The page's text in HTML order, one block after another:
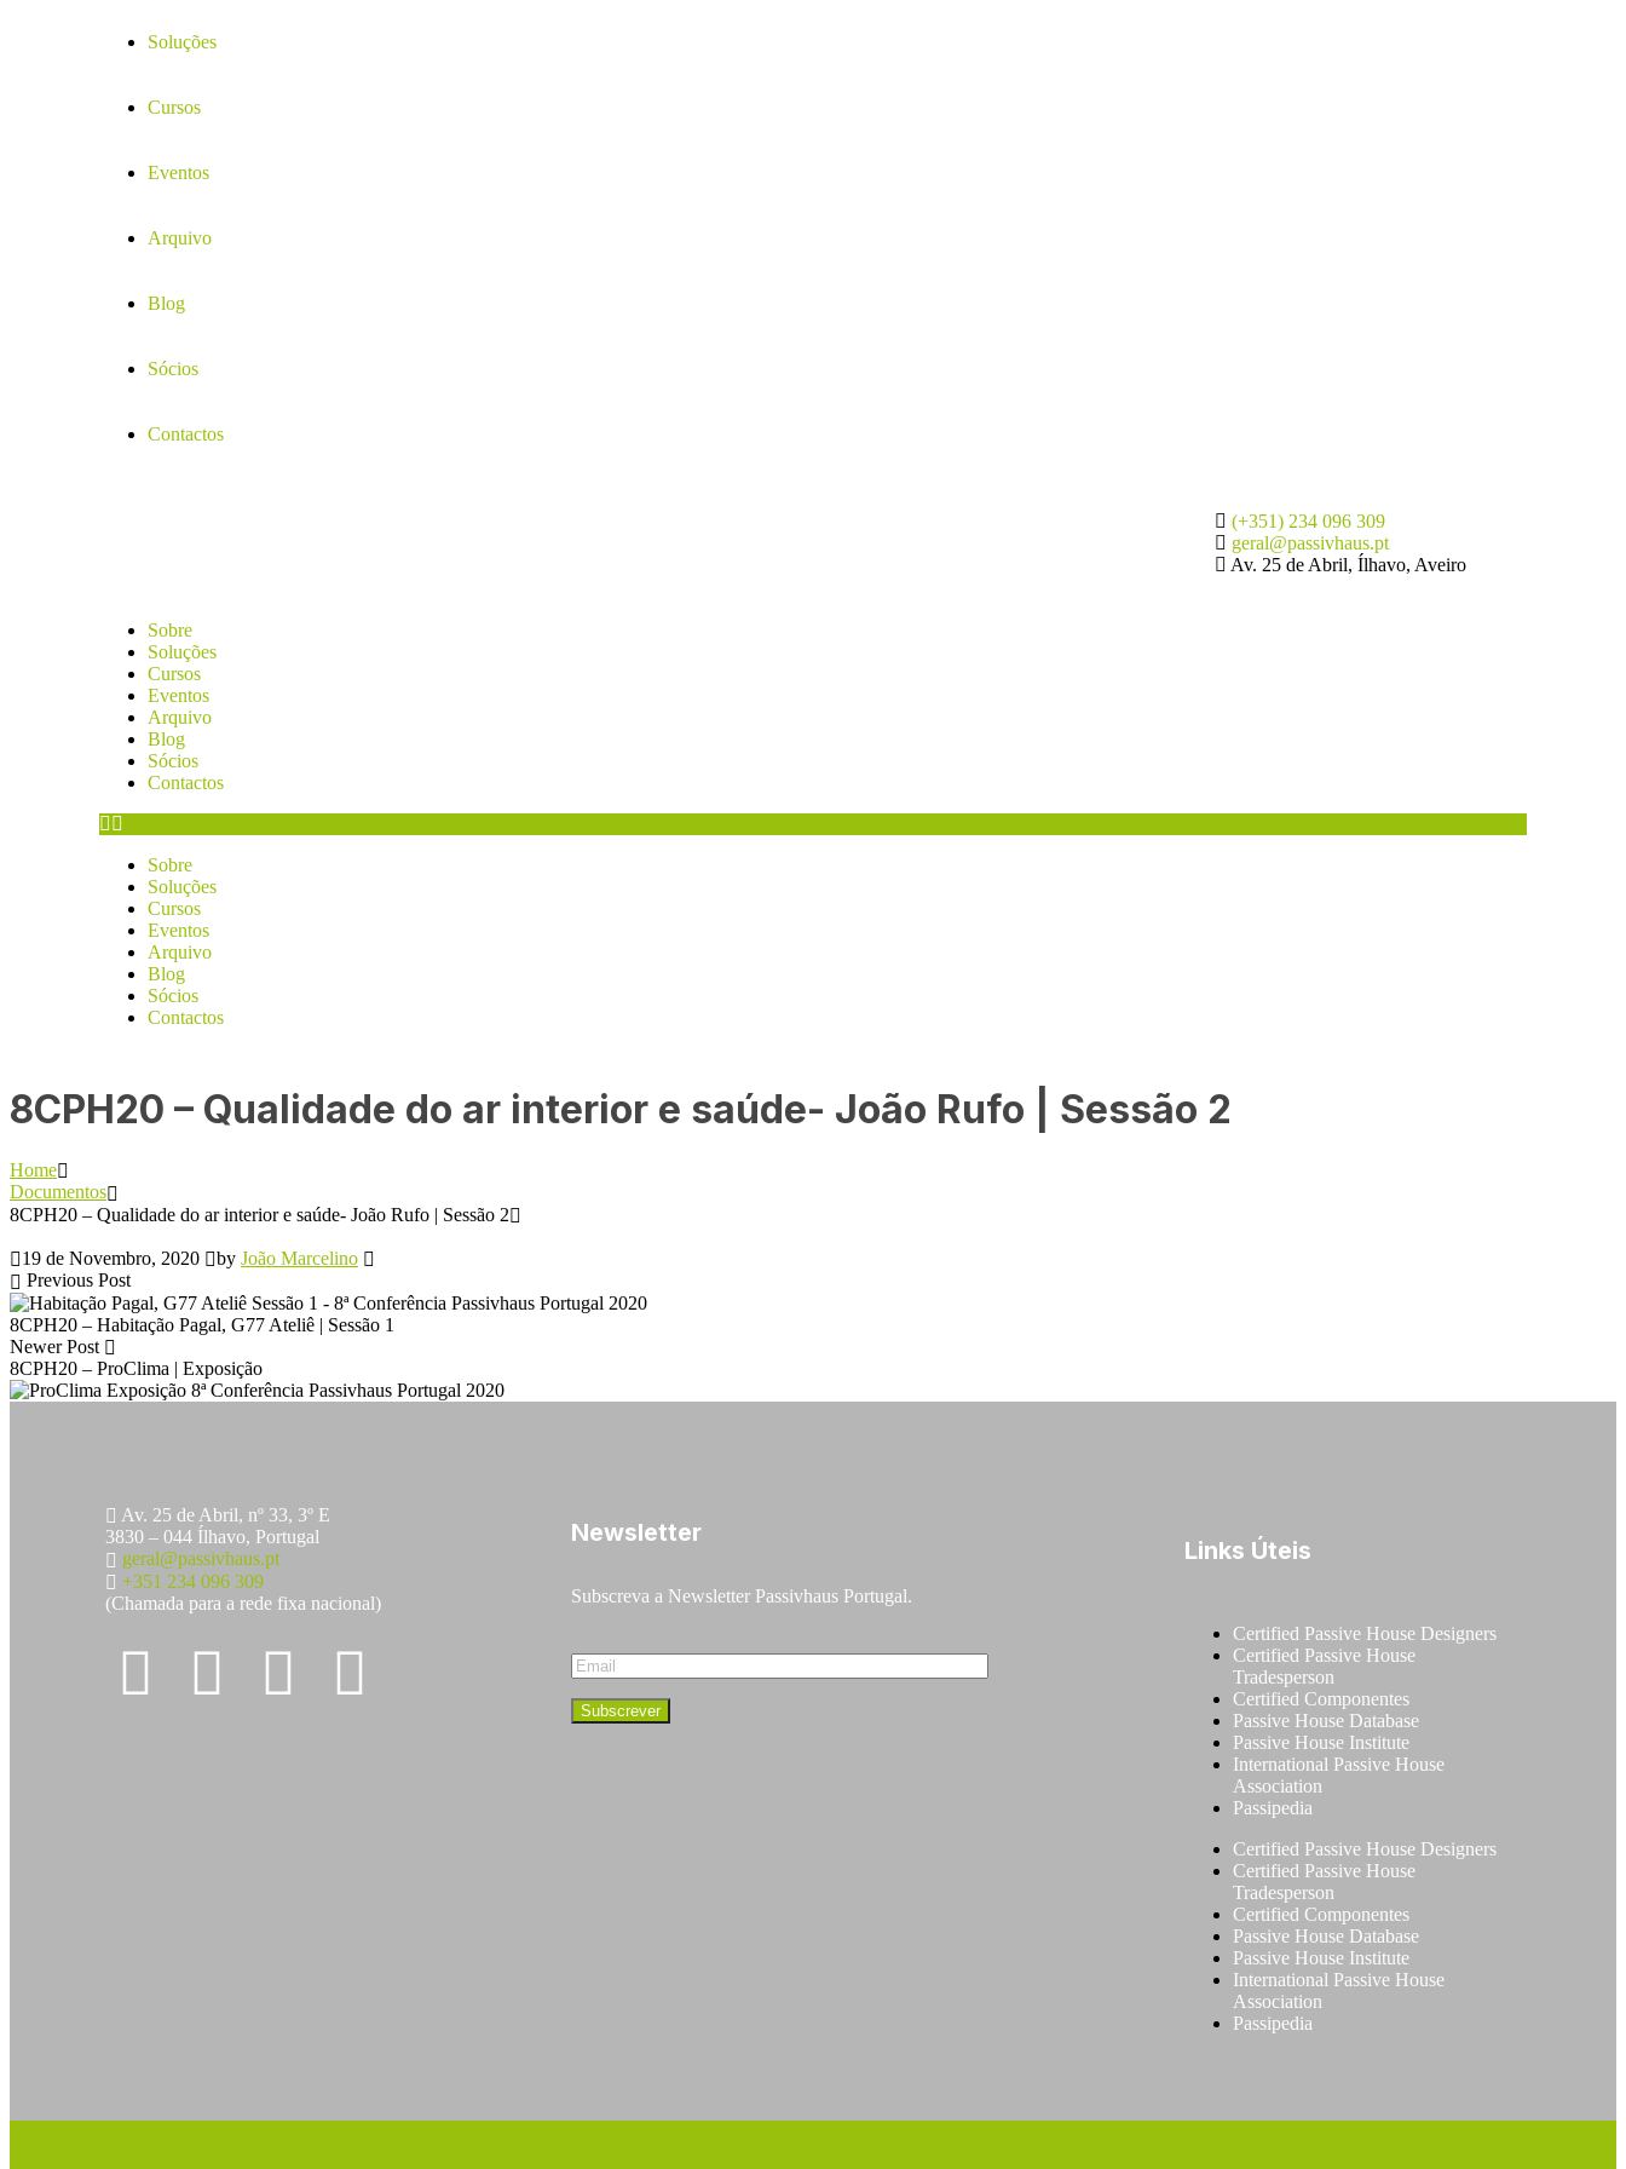
Soluções
Cursos
Eventos
Arquivo
Blog
Sócios
Contactos
(+351) 234 096 309
geral@passivhaus.pt
Av. 25 de Abril, Ílhavo, Aveiro
Sobre
Soluções
Cursos
Eventos
Arquivo
Blog
Sócios
Contactos
Sobre
Soluções
Cursos
Eventos
Arquivo
Blog
Sócios
Contactos
8CPH20 – Qualidade do ar interior e saúde- João Rufo | Sessão 2
Home
Documentos
8CPH20 – Qualidade do ar interior e saúde- João Rufo | Sessão 2
19 de Novembro, 2020 by João Marcelino
Previous Post
8CPH20 – Habitação Pagal, G77 Ateliê | Sessão 1
Newer Post
8CPH20 – ProClima | Exposição
Av. 25 de Abril, nº 33, 3º E
3830 – 044 Ílhavo, Portugal
geral@passivhaus.pt
+351 234 096 309
(Chamada para a rede fixa nacional)
Newsletter
Subscreva a Newsletter Passivhaus Portugal.
Links Úteis
Certified Passive House Designers
Certified Passive House
Tradesperson
Certified Componentes
Passive House Database
Passive House Institute
International Passive House
Association
Passipedia
Certified Passive House Designers
Certified Passive House
Tradesperson
Certified Componentes
Passive House Database
Passive House Institute
International Passive House
Association
Passipedia